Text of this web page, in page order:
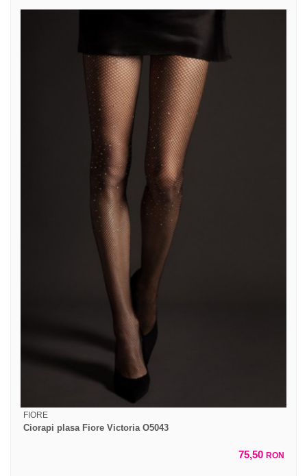
FIORE
Ciorapi plasa Fiore Victoria O5043
75,50 RON